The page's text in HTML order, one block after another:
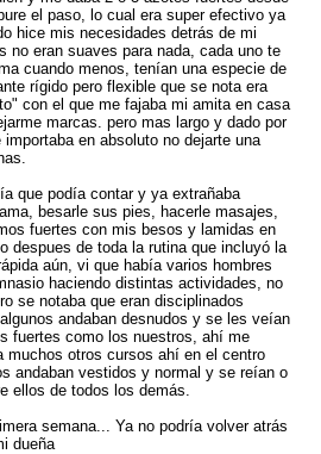
el paso, lo cual era super efectivo ya
hice mis necesidades detrás de mi
no eran suaves para nada, cada uno te
cuando menos, tenían una especie de
rígido pero flexible que se nota era
con el que me fajaba mi amita en casa
marcas. pero mas largo y dado por
importaba en absoluto no dejarte una
que podía contar y ya extrañaba
besarle sus pies, hacerle masajes,
fuertes con mis besos y lamidas en
despues de toda la rutina que incluyó la
aún, vi que había varios hombres
haciendo distintas actividades, no
se notaba que eran disciplinados
andaban desnudos y se les veían
fuertes como los nuestros, ahí me
muchos otros cursos ahí en el centro
andaban vestidos y normal y se reían o
ellos de todos los demás.
semana... Ya no podría volver atrás
dueña